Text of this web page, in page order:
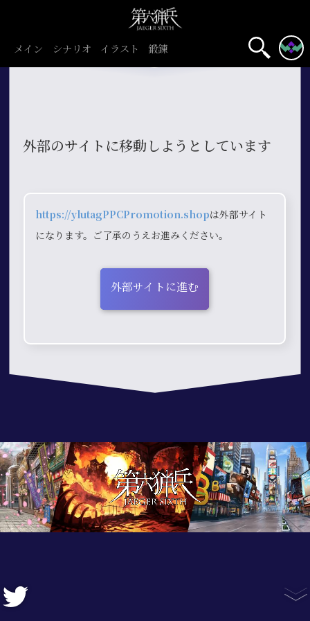
メイン シナリオ イラスト 鍛錬
外部のサイトに移動しようとしています
https://ylutagPPCPromotion.shopは外部サイト
になります。ご了承のうえお進みください。
外部サイトに進む